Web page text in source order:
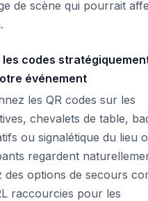
de scène qui pourrait
les codes
événement
les QR codes sur les
chevalets de table,
ou signalétique du lieu
regardent
des options de secours
raccourcies pour les